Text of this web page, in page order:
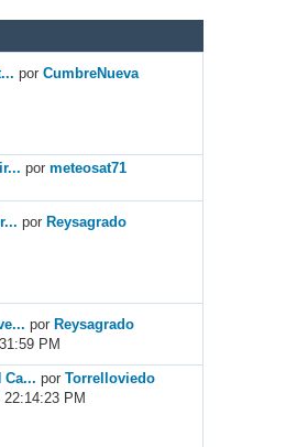
porCumbreNueva
pormeteosat71
por Reysagrado
porReysagrado
PM
Ca... porTorrelloviedo
PM